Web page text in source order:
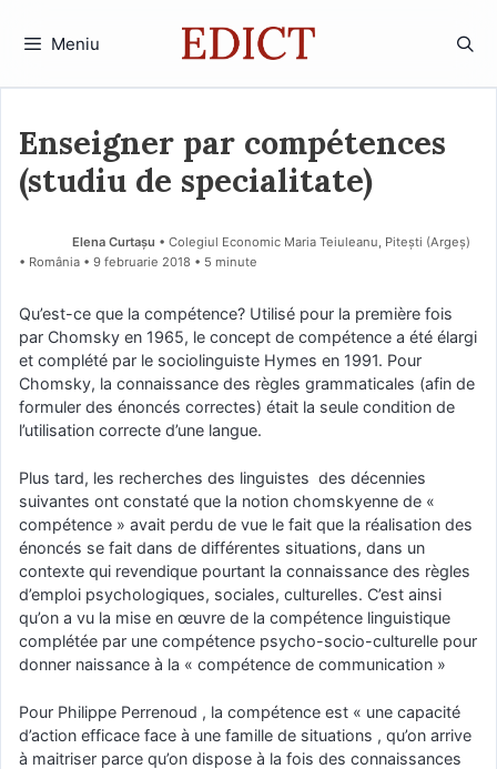
Meniu
Enseigner par compétences
(studiu de specialitate)
Elena Curtașu • Colegiul Economic Maria Teiuleanu, Pitești (Argeş)
• România
9 februarie 2018 • 5 minute
Qu’est-ce que la compétence? Utilisé pour la première fois
par Chomsky en 1965, le concept de compétence a été élargi
et complété par le sociolinguiste Hymes en 1991. Pour
Chomsky, la connaissance des règles grammaticales (afin de
formuler des énoncés correctes) était la seule condition de
l’utilisation correcte d’une langue.
Plus tard, les recherches des linguistes des décennies
suivantes ont constaté que la notion chomskyenne de «
compétence » avait perdu de vue le fait que la réalisation des
énoncés se fait dans de différentes situations, dans un
contexte qui revendique pourtant la connaissance des règles
d’emploi psychologiques, sociales, culturelles. C’est ainsi
qu’on a vu la mise en œuvre de la compétence linguistique
complétée par une compétence psycho-socio-culturelle pour
donner naissance à la « compétence de communication »
Pour Philippe Perrenoud , la compétence est « une capacité
d’action efficace face à une famille de situations , qu’on arrive
à maitriser parce qu’on dispose à la fois des connaissances